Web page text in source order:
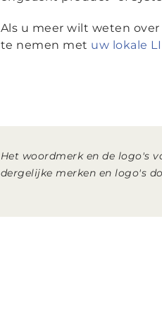
Als u meer wilt weten
te nemen met uw lokale
Het woordmerk en de logo's
dergelijke merken en logo's